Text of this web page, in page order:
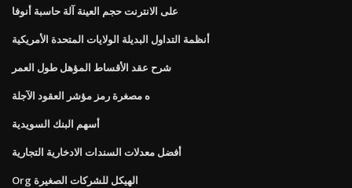
على الانترنت حجم العينة آلة حاسبة أنوفا
أنظمة التداول البديلة الولايات المتحدة الأمريكية
شرح عقد الأقساط المؤهل طول العمر
ه مصغرة رمز مؤشر العقود الآجلة
أسهم البنك السويدية
أفضل معدلات السندات الادخارية التجارية
Org الهيكل للشركات الصغيرة